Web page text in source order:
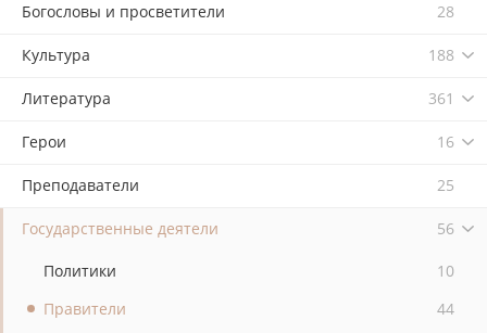
Богословы и просветители 28
Культура 188
Литература 361
Герои 16
Преподаватели 25
Государственные деятели 56
Политики
10
Правители
44